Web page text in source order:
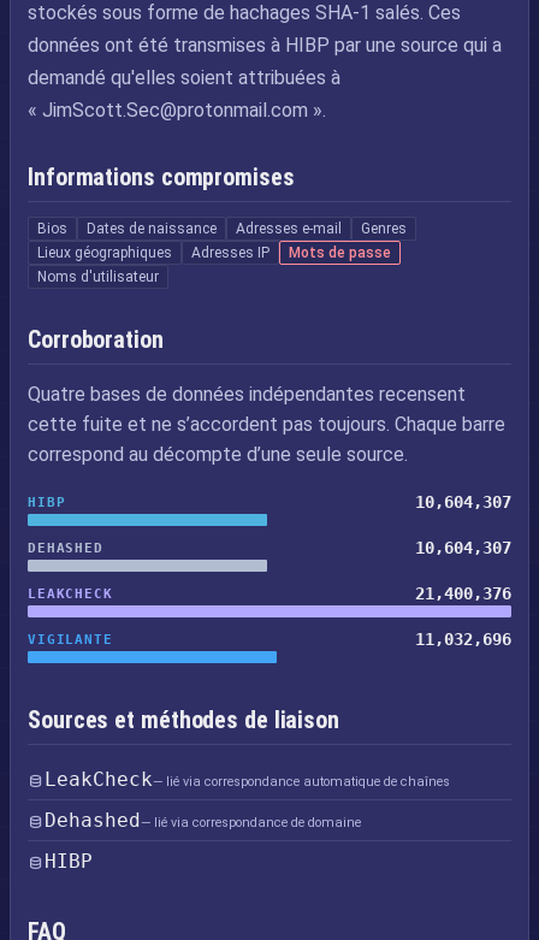
stockés sous forme de hachages SHA-1 salés. Ces
données ont été transmises à HIBP par une source qui a
demandé qu'elles soient attribuées à
« JimScott.Sec@protonmail.com ».
Informations compromises
Bios Dates de naissance Adresses e-mail
Genres
Lieux géographiques
Adresses IP
Mots de passe
Noms d'utilisateur
Corroboration
Quatre bases de données indépendantes recensent
cette fuite et ne s’accordent pas toujours. Chaque barre
correspond au décompte d’une seule source.
HIBP 10,604,307
DEHASHED 10,604,307
LEAKCHECK 21,400,376
VIGILANTE 11,032,696
Sources et méthodes de liaison
LeakCheck— lié via correspondance automatique de chaînes
Dehashed— lié via correspondance de domaine
HIBP
FAQ